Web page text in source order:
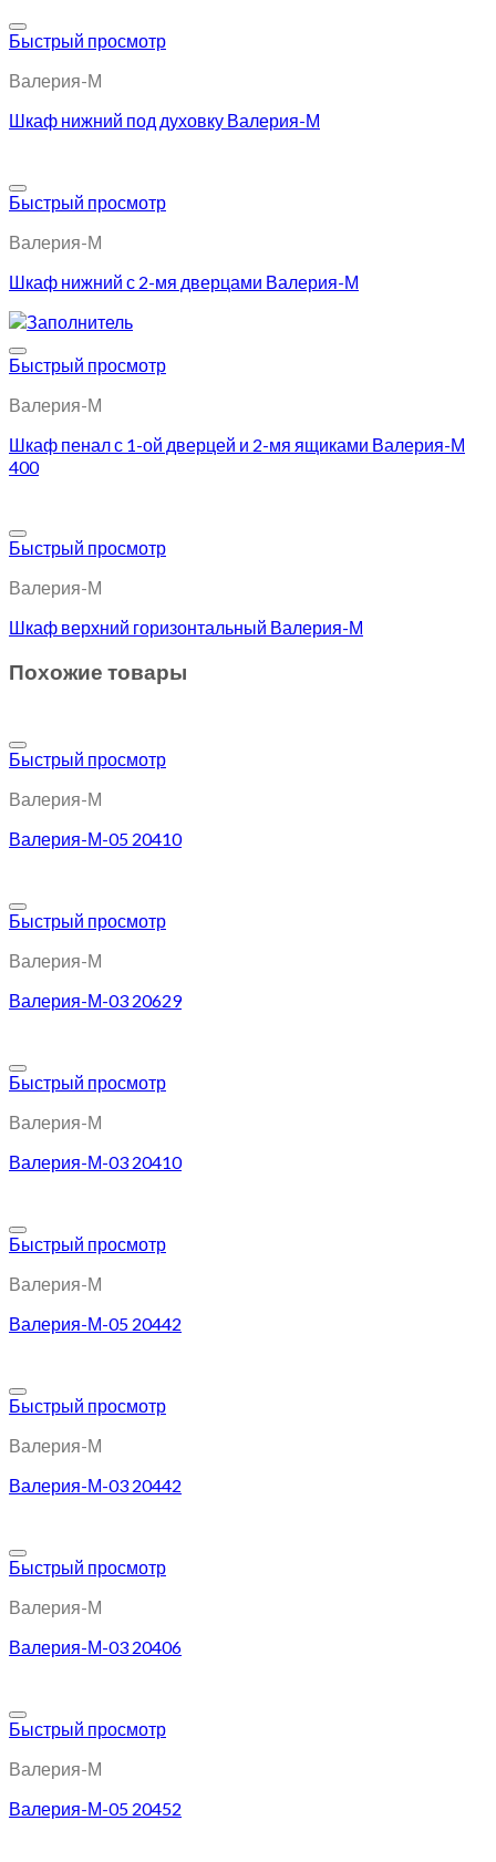
Быстрый просмотр
Валерия-М
Шкаф нижний под духовку Валерия-М
Быстрый просмотр
Валерия-М
Шкаф нижний с 2-мя дверцами Валерия-М
Быстрый просмотр
Валерия-М
Шкаф пенал с 1-ой дверцей и 2-мя ящиками Валерия-М
400
Быстрый просмотр
Валерия-М
Шкаф верхний горизонтальный Валерия-М
Похожие товары
Быстрый просмотр
Валерия-М
Валерия-М-05 20410
Быстрый просмотр
Валерия-М
Валерия-М-03 20629
Быстрый просмотр
Валерия-М
Валерия-М-03 20410
Быстрый просмотр
Валерия-М
Валерия-М-05 20442
Быстрый просмотр
Валерия-М
Валерия-М-03 20442
Быстрый просмотр
Валерия-М
Валерия-М-03 20406
Быстрый просмотр
Валерия-М
Валерия-М-05 20452